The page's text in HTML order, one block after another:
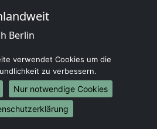
Berlin
München
Köln
Frankfurt am Main
Stuttgart
Düsseldorf
verwendet Cookies um die
zu verbessern.
Nur notwendige Cookies